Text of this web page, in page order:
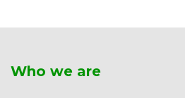
Who we are